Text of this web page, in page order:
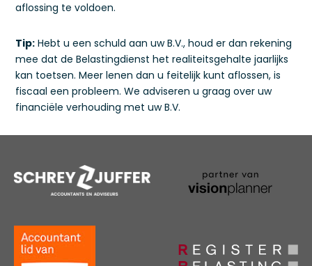
aflossing te voldoen.
Tip: Hebt u een schuld aan uw B.V., houd er dan rekening
mee dat de Belastingdienst het realiteitsgehalte jaarlijks
kan toetsen. Meer lenen dan u feitelijk kunt aflossen, is
fiscaal een probleem. We adviseren u graag over uw
financiële verhouding met uw B.V.